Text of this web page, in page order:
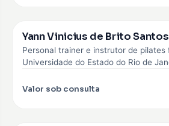
Yann Vinicius de Brito
Personal trainer e instrutor de pilates
Universidade do Estado do Rio de
Valor sob consulta